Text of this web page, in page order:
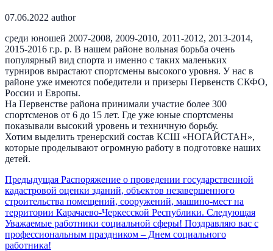
07.06.2022 author
среди юношей 2007-2008, 2009-2010, 2011-2012, 2013-2014,
2015-2016 г.р. р. В нашем районе вольная борьба очень
популярный вид спорта и именно с таких маленьких
турниров вырастают спортсмены высокого уровня. У нас в
районе уже имеются победители и призеры Первенств СКФО,
России и Европы.
На Первенстве района принимали участие более 300
спортсменов от 6 до 15 лет. Где уже юные спортсмены
показывали высокий уровень и техничную борьбу.
Хотим выделить тренерский состав КСШ «НОГАЙСТАН»,
которые проделывают огромную работу в подготовке наших
детей.
Предыдущая Распоряжение о проведении государственной
кадастровой оценки зданий, объектов незавершенного
строительства помещений, сооружений, машино-мест на
территории Карачаево-Черкесской Республики. Следующая
Уважаемые работники социальной сферы! Поздравляю вас с
профессиональным праздником – Днем социального
работника!